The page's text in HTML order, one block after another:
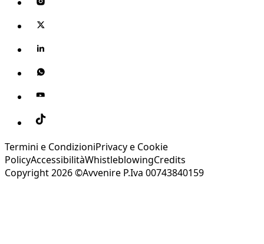
Termini e CondizioniPrivacy e Cookie
PolicyAccessibilitàWhistleblowingCredits
Copyright 2026 ©Avvenire P.Iva 00743840159